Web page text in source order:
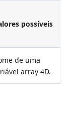
possíveis
de uma
array 4D.